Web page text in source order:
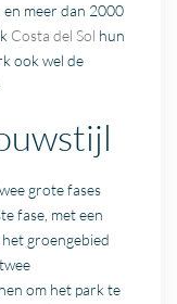
meer dan 2000
Costa del Sol hun
ook wel de
grote fases
fase, met een
groengebied
om het park te